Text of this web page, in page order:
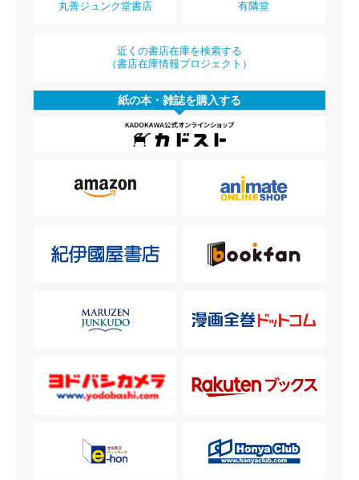
丸善ジュンク堂書店 有隣堂
近くの書店在庫を検索する
（書店在庫情報プロジェクト）
紙の本・雑誌を購入する